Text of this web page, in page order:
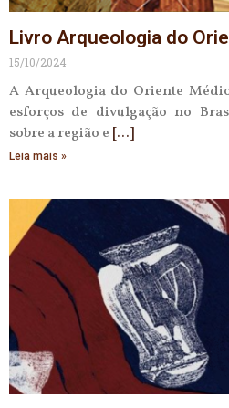
Livro Arqueologia do
15/10/2024
A Arqueologia do Oriente
esforços de divulgação no
sobre a região e
Leia mais »